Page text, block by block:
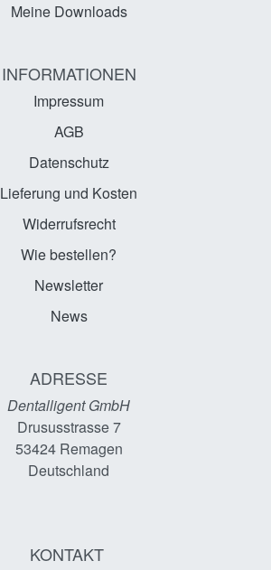
Meine Downloads
INFORMATIONEN
Impressum
AGB
Datenschutz
Lieferung und Kosten
Widerrufsrecht
Wie bestellen?
Newsletter
News
ADRESSE
Dentalligent GmbH
Drususstrasse 7
53424Remagen
Deutschland
KONTAKT